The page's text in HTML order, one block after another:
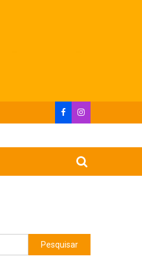
Pesquisar
por: